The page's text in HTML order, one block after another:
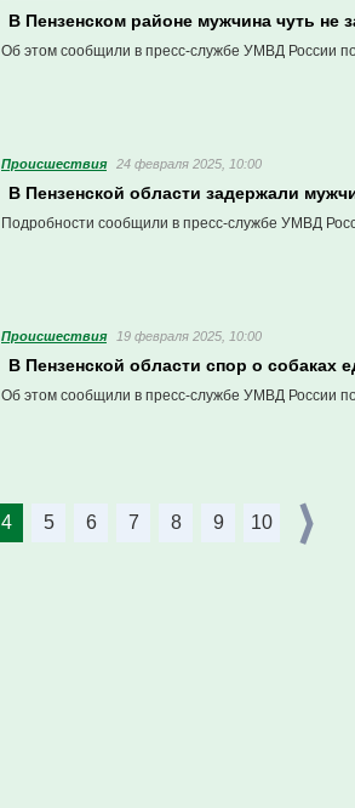
В Пензенском районе мужчина чуть не
Об этом сообщили в пресс-службе УМВД России
Проиcшествия 24 февраля 2025, 10:00
В Пензенской области задержали
Подробности сообщили в пресс-службе УМВД
Проиcшествия 19 февраля 2025, 10:00
В Пензенской области спор о собаках
Об этом сообщили в пресс-службе УМВД России
4 5 6 7 8 9 10